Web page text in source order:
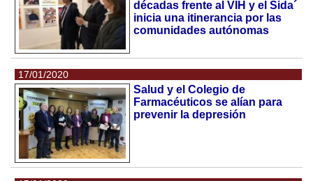
décadas frente al VIH y el Sida´
inicia una itinerancia por las
comunidades autónomas
17/01/2020
Salud y el Colegio de
Farmacéuticos se alían para
prevenir la depresión